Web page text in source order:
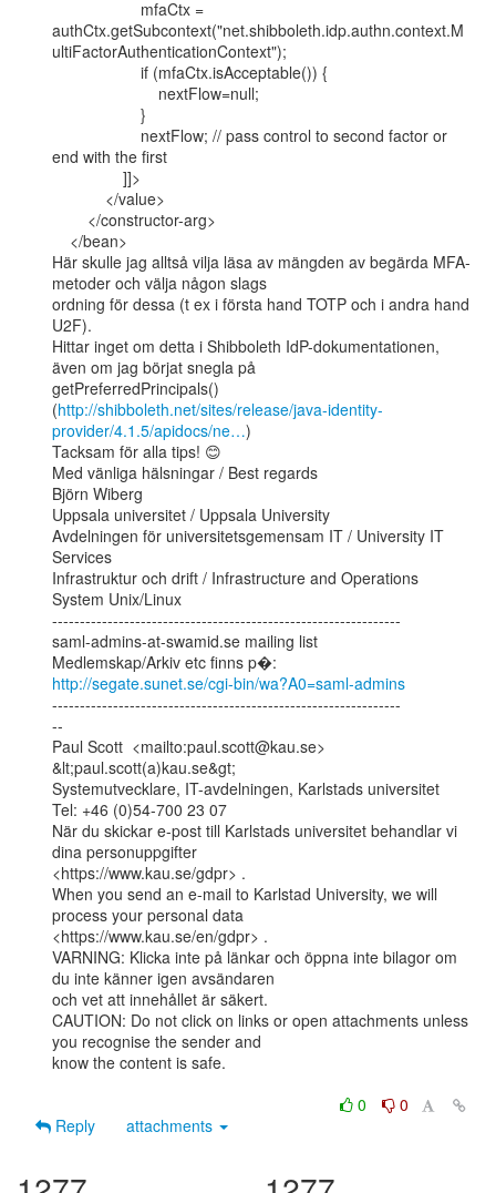
authCtx.getSubcontext("net.shibboleth.idp.authn.context.M
ultiFactorAuthenticationContext");
end with the first
Här skulle jag alltså vilja läsa av mängden av begärda MFA-
metoder och välja någon slags
ordning för dessa (t ex i första hand TOTP och i andra hand
U2F).
Hittar inget om detta i Shibboleth IdP-dokumentationen,
även om jag börjat snegla på
getPreferredPrincipals()
(http://shibboleth.net/sites/release/java-identity-
provider/4.1.5/apidocs/ne…)
Tacksam för alla tips! 😊
Med vänliga hälsningar / Best regards
Björn Wiberg
Uppsala universitet / Uppsala University
Avdelningen för universitetsgemensam IT / University IT
Services
Infrastruktur och drift / Infrastructure and Operations
System Unix/Linux
---------------------------------------------------------------
saml-admins-at-swamid.se mailing list
http://segate.sunet.se/cgi-bin/wa?A0=saml-admins
---------------------------------------------------------------
--
Paul Scott  <mailto:paul.scott@kau.se>
&lt;paul.scott(a)kau.se&gt;
Systemutvecklare, IT-avdelningen, Karlstads universitet
Tel: +46 (0)54-700 23 07
När du skickar e-post till Karlstads universitet behandlar vi
dina personuppgifter
<https://www.kau.se/gdpr> .
When you send an e-mail to Karlstad University, we will
process your personal data
<https://www.kau.se/en/gdpr> .
VARNING: Klicka inte på länkar och öppna inte bilagor om
du inte känner igen avsändaren
och vet att innehållet är säkert.
CAUTION: Do not click on links or open attachments unless
you recognise the sender and
know the content is safe.
0
0
Reply
attachments